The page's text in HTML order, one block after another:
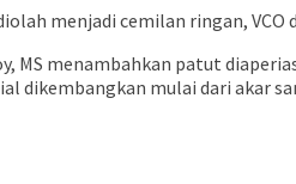
menjadi cemilan ringan, VCO
menambahkan patut
mulai dari akar